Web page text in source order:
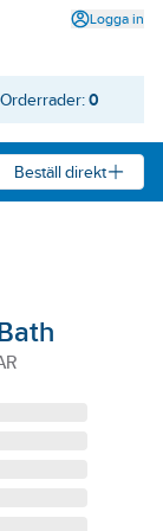
Logga in
Orderrader: 0
Beställ direkt